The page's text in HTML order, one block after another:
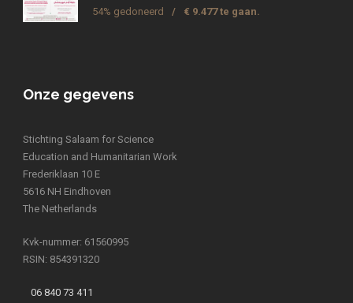
54% gedoneerd / € 9.477 te gaan.
Onze gegevens
Stichting Salaam for Science
Education and Humanitarian Work
Frederiklaan 10 E
5616 NH Eindhoven
The Netherlands
Kvk-nummer: 61560995
RSIN: 854391320
06 840 73 411